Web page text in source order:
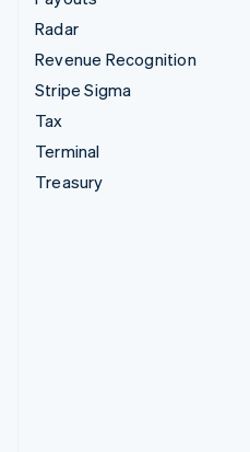
Radar
Revenue Recognition
Stripe Sigma
Tax
Terminal
Treasury